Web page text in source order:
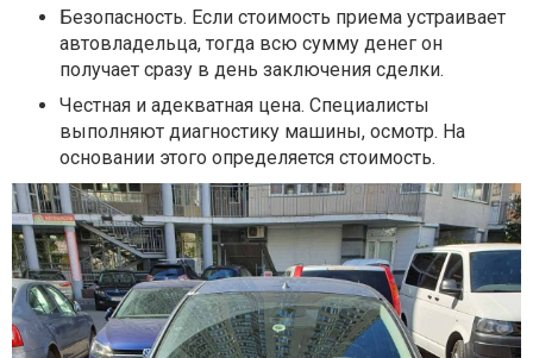
Безопасность. Если стоимость приема устраивает
автовладельца, тогда всю сумму денег он
получает сразу в день заключения сделки.
Честная и адекватная цена. Специалисты
выполняют диагностику машины, осмотр. На
основании этого определяется стоимость.